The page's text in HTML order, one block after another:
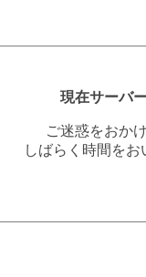
現在サーバ
ご迷惑をおか
しばらく時間を